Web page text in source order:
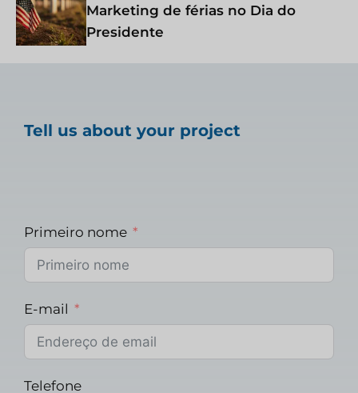
Marketing de férias no Dia do
Presidente
Tell us about your project
Primeiro nome
E-mail
Telefone